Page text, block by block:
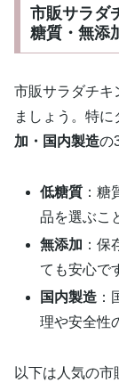
市販サラダ
糖質・無添
市販サラダチキ
ましょう。特に
加・国内製造の
低糖質 ：
品を選ぶこ
無添加 ：
ても安心で
国内製造
理や安全性
以下は人気の市